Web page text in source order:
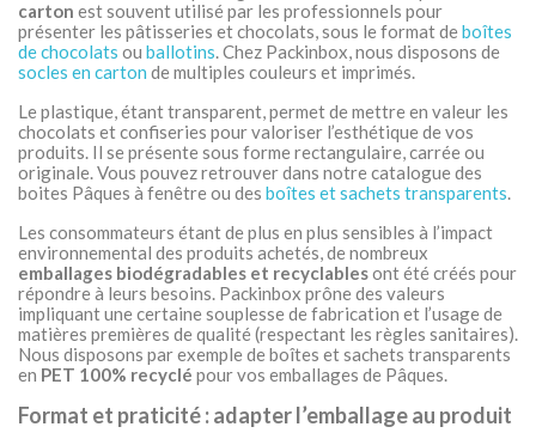
carton est souvent utilisé par les professionnels pour
présenter les pâtisseries et chocolats, sous le format deboîtes
de chocolats ou ballotins. Chez Packinbox, nous disposons de
socles en carton de multiples couleurs et imprimés.
Le plastique, étant transparent, permet de mettre en valeur les
chocolats et confiseries pour valoriser l’esthétique de vos
produits. Il se présente sous forme rectangulaire, carrée ou
originale. Vous pouvez retrouver dans notre catalogue des
boites Pâques à fenêtre ou des boîtes et sachets transparents.
Les consommateurs étant de plus en plus sensibles à l’impact
environnemental des produits achetés, de nombreux
emballages biodégradables et recyclablesont été créés pour
répondre à leurs besoins. Packinbox prône des valeurs
impliquant une certaine souplesse de fabrication et l’usage de
matières premières de qualité (respectant les règles sanitaires).
Nous disposons par exemple de boîtes et sachets transparents
en PET 100% recyclé pour vos emballages de Pâques.
Format et praticité : adapter l’emballage au produit